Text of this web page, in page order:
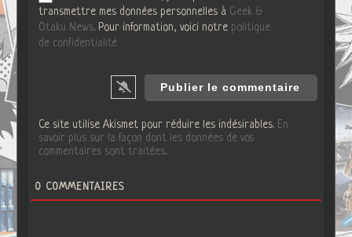
transmettre mes données personnelles à Geek &
Otaku News. Pour information, voici notre politique
de confidentialité
Ce site utilise Akismet pour réduire les indésirables. En
savoir plus sur la façon dont les données de vos
commentaires sont traitées.
0 COMMENTAIRES